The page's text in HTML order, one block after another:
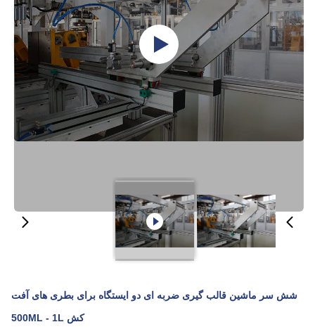
شش سر ماشین قالب گیری ضربه ای دو ایستگاه برای بطری های آفت
کش 500ML - 1L